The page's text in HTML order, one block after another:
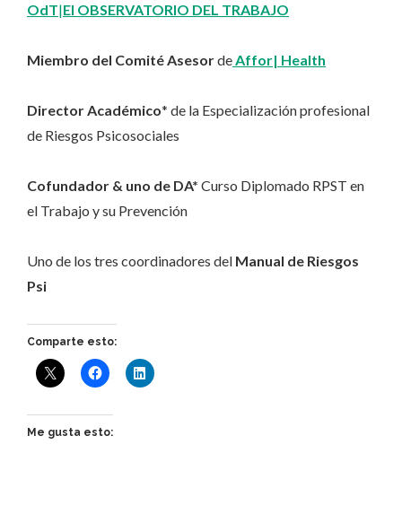
OdT|El OBSERVATORIO DEL TRABAJO
Miembro del Comité AsesordeAffor| Health
Director Académico* de la Especialización profesional
de Riesgos Psicosociales
Cofundador & uno de DA* Curso Diplomado RPST en
el Trabajo y su Prevención
Uno de los tres coordinadores del Manual de Riesgos
Psi
Comparte esto:
Me gusta esto: